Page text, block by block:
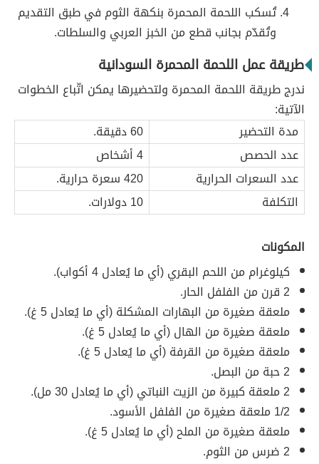
تُسكب اللحمة المحمرة بنكهة الثوم في طبق التقديم
وتُقدّم بجانب قطع من الخبز العربي والسلطات.
طريقة عمل اللحمة المحمرة السودانية
ندرج طريقة اللحمة المحمرة ولتحضيرها يمكن اتّباع الخطوات
الآتية:
مدة التحضير
60 دقيقة.
عدد الحصص
4 أشخاص
عدد السعرات الحرارية
420 سعرة حرارية.
التكلفة
10 دولارات.
المكونات
كيلوغرام من اللحم البقري (أي ما يُعادل 4 أكواب).
2 قرن من الفلفل الحار.
ملعقة صغيرة من البهارات المشكلة (أي ما يُعادل 5 غ).
ملعقة صغيرة من الهال (أي ما يُعادل 5 غ).
ملعقة صغيرة من القرفة (أي ما يُعادل 5 غ).
2 حبة من البصل.
2 ملعقة كبيرة من الزيت النباتي (أي ما يُعادل 30 مل).
1/2 ملعقة صغيرة من الفلفل الأسود.
ملعقة صغيرة من الملح (أي ما يُعادل 5 غ).
2 ضرس من الثوم.